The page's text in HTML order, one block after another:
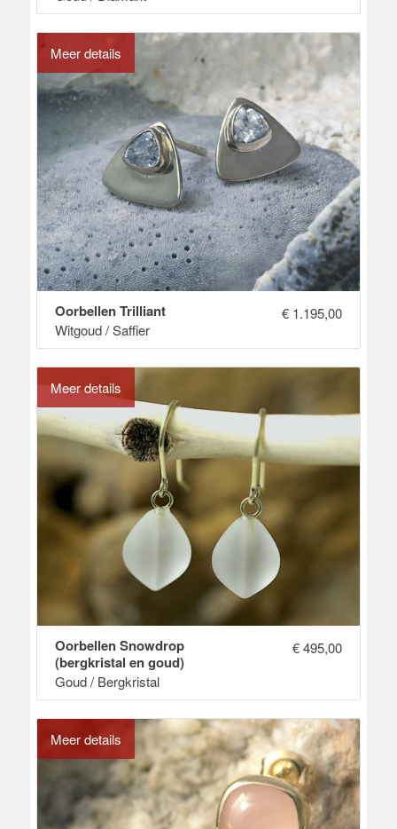
Meer details
Oorbellen Trilliant
Witgoud / Saffier
€1.195,00
Meer details
Oorbellen Snowdrop
(bergkristal en goud)
Goud / Bergkristal
€495,00
Meer details